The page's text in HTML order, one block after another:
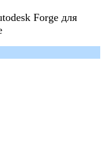
Forge для